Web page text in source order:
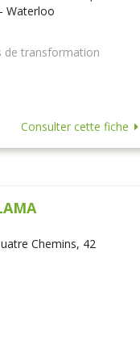
Waterloo
de transformation
Consulter cette fiche
Chemins, 42